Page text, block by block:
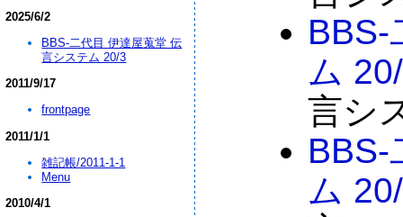
BBS-
ム
言シ
BBS-
ム
2025/6/2
BBS-二代目 伊達屋蒐堂 伝
言システム 20/3
2011/9/17
frontpage
2011/1/1
雑記帳/2011-1-1
Menu
2010/4/1